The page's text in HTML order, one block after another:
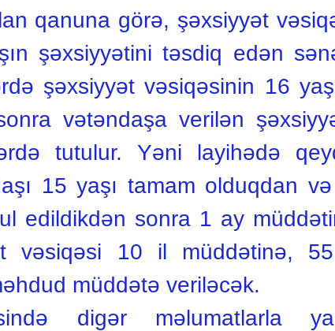
qanuna görə, şəxsiyyət
şəxsiyyətini təsdiq edən
şəxsiyyət vəsiqəsinin 16
vətəndaşa verilən
tutulur. Yəni layihədə
15 yaşı tamam olduqdan
edildikdən sonra 1 ay
vəsiqəsi 10 il müddətinə,
müddətə veriləcək.
digər məlumatlarla